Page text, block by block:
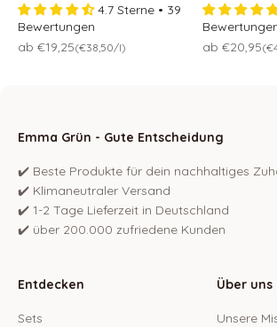
4.7 Sterne • 39
Bewertungen
Osteraktion 🐣
ab €19,25(€38,50/l)
Osteraktion
ab €20,95
Emma Grün - Gute Entscheidung
✔️ Beste Produkte für dein nachhaltiges
✔️ Klimaneutraler Versand
✔️ 1-2 Tage Lieferzeit in Deutschland
✔️ über 200.000 zufriedene Kunden
Entdecken
Sets
Über uns
Unsere